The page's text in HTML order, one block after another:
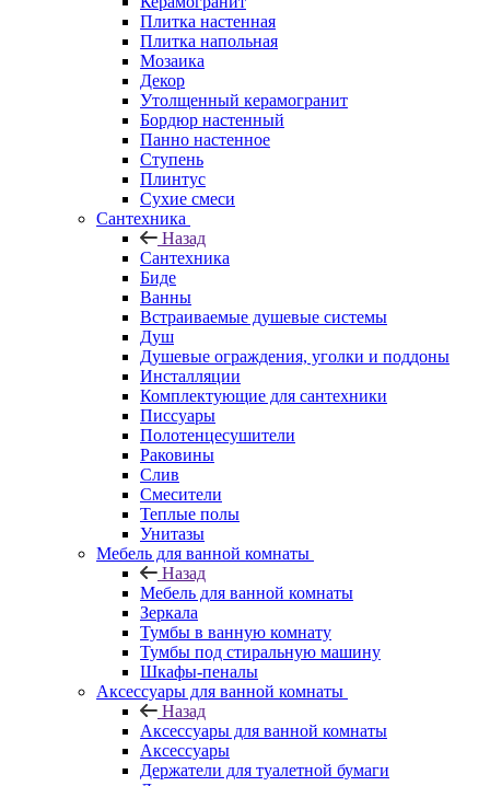
Плитка настенная
Плитка напольная
Мозаика
Декор
Утолщенный керамогранит
Бордюр настенный
Панно настенное
Ступень
Плинтус
Сухие смеси
Сантехника
Назад
Сантехника
Биде
Ванны
Встраиваемые душевые системы
Душ
Душевые ограждения, уголки и поддоны
Инсталляции
Комплектующие для сантехники
Писсуары
Полотенцесушители
Раковины
Слив
Смесители
Теплые полы
Унитазы
Мебель для ванной комнаты
Назад
Мебель для ванной комнаты
Зеркала
Тумбы в ванную комнату
Тумбы под стиральную машину
Шкафы-пеналы
Аксессуары для ванной комнаты
Назад
Аксессуары для ванной комнаты
Аксессуары
Держатели для туалетной бумаги